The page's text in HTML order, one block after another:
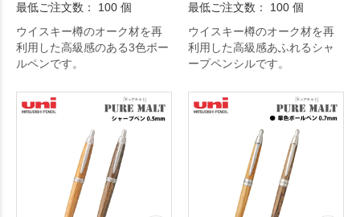
最低ご注文数： 100 個
ウイスキー樽のオーク材を再
利用した高級感のある3色ボー
ルペンです。
最低ご注文数： 100 個
ウイスキー樽のオーク材を再
利用した高級感あふれるシャ
ープペンシルです。